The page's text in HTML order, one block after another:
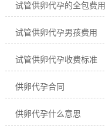
试管供卵代孕的全包费用
试管供卵代孕男孩费用
试管供卵代孕收费标准
供卵代孕合同
供卵代孕什么意思